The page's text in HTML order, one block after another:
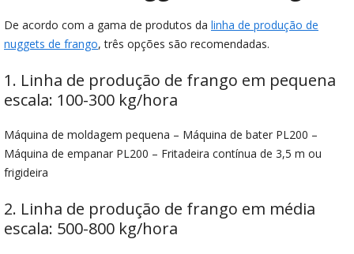
De acordo com a gama de produtos da linha de produção de
nuggets de frango, três opções são recomendadas.
1. Linha de produção de frango em pequena
escala: 100-300 kg/hora
Máquina de moldagem pequena – Máquina de bater PL200 –
Máquina de empanar PL200 – Fritadeira contínua de 3,5 m ou
frigideira
2. Linha de produção de frango em média
escala: 500-800 kg/hora